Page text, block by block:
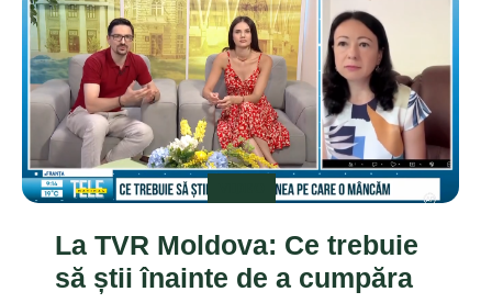
La TVR Moldova: Ce trebuie
să știi înainte de a cumpăra